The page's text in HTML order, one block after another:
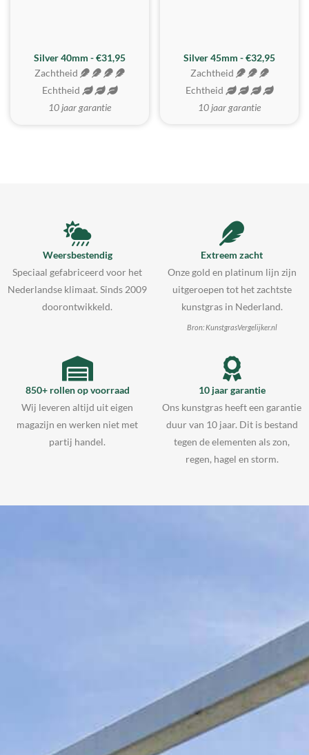
Silver 40mm - €31,95
Zachtheid
Echtheid
10 jaar garantie
MEEST GEKOZEN
Silver 45mm - €32,95
Zachtheid
Echtheid
10 jaar garantie
Weersbestendig
Speciaal gefabriceerd voor het
Nederlandse klimaat. Sinds 2009
doorontwikkeld.
Extreem zacht
Onze gold en platinum lijn zijn
uitgeroepen tot het zachtste
kunstgras in Nederland.
Bron: KunstgrasVergelijker.nl
850+ rollen op voorraad
Wij leveren altijd uit eigen
magazijn en werken niet met
partij handel.
10 jaar garantie
Ons kunstgras heeft een garantie
duur van 10 jaar. Dit is bestand
tegen de elementen als zon,
regen, hagel en storm.